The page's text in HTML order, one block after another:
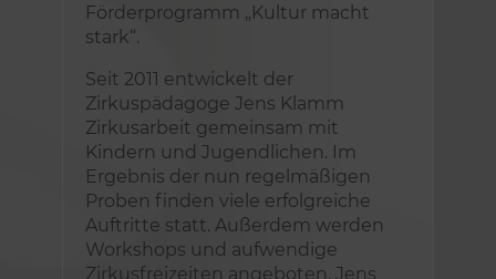
Förderprogramm „Kultur macht
stark“.
Seit 2011 entwickelt der
Zirkuspädagoge Jens Klamm
Zirkusarbeit gemeinsam mit
Kindern und Jugendlichen. Im
Ergebnis der nun regelmäßigen
Proben finden viele erfolgreiche
Auftritte statt. Außerdem werden
Workshops und aufwendige
Zirkusfreizeiten angeboten. Jens